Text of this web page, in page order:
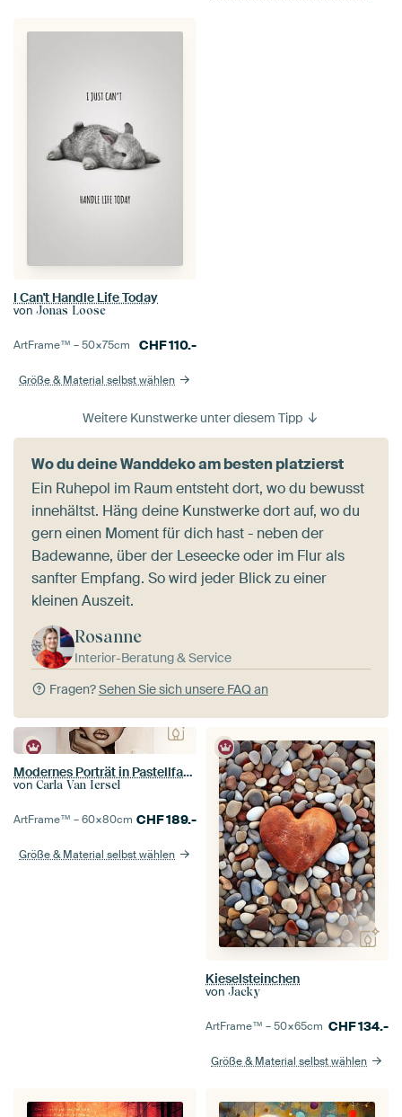
I Can't Handle Life Today
von Jonas Loose
ArtFrame™ –50×75cm CHF110.-
Größe & Material selbst wählen
Weitere Kunstwerke unter diesem Tipp
Wo du deine Wanddeko am besten platzierst
Ein Ruhepol im Raum entsteht dort, wo du bewusst
innehältst. Häng deine Kunstwerke dort auf, wo du
gern einen Moment für dich hast - neben der
Badewanne, über der Leseecke oder im Flur als
sanfter Empfang. So wird jeder Blick zu einer
kleinen Auszeit.
Rosanne
Interior-Beratung & Service
Fragen?Sehen Sie sich unsere FAQ an
Modernes Porträt in Pastellfarben
von Carla Van Iersel
ArtFrame™ –60×80cm CHF189.-
Größe & Material selbst wählen
Kieselsteinchen
von Jacky
ArtFrame™ –50×65cm CHF134.-
Größe & Material selbst wählen